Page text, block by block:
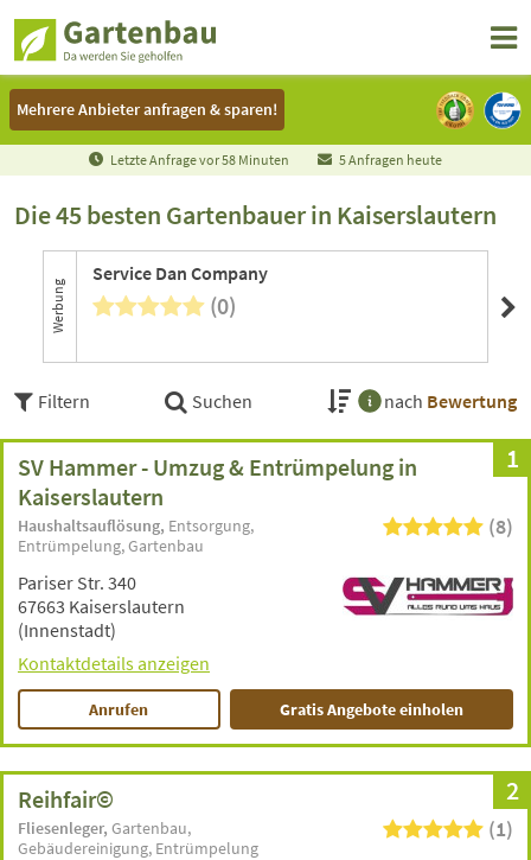
Mehrere Anbieter anfragen & sparen!
Mehrere Anbieter anfragen & sparen!
Letzte Anfrage vor58 Minuten 5 Anfragen heute
Die 45 besten Gartenbauer in Kaiserslautern
Werbung
Service Dan Company
(0)
Filtern Suchen nach Bewertung
1
SV Hammer - Umzug & Entrümpelung in
Kaiserslautern
Haushaltsauflösung Entsorgung
Entrümpelung Gartenbau
(8)
Pariser Str. 340
67663 Kaiserslautern
(Innenstadt)
Kontaktdetails anzeigen
Anrufen Gratis Angebote einholen
2
Reihfair©️
Fliesenleger Gartenbau
Gebäudereinigung Entrümpelung
(1)